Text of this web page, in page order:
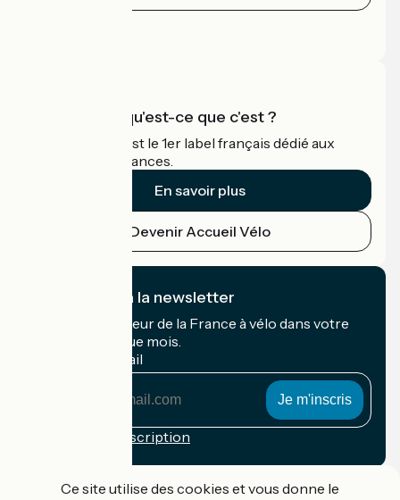
Accueil Vélo qu'est-ce que c'est ?
Accueil Vélo c'est le 1er label français dédié aux
cyclistes en vacances.
En savoir plus
Devenir Accueil Vélo
Je m'abonne à la newsletter
Recevez le meilleur de la France à vélo dans votre
boîte mail chaque mois.
Mon adresse mail
Conditions d'inscription
Ce site utilise des cookies et vous donne le